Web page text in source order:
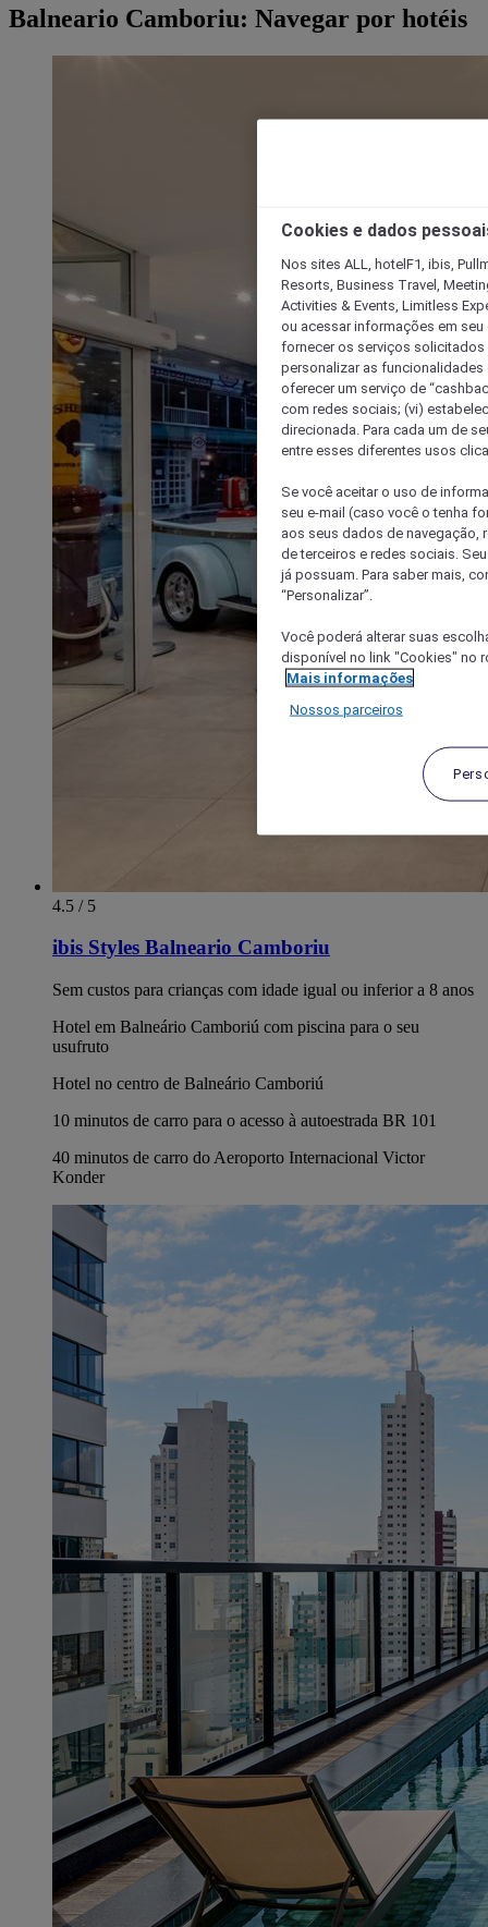
Balneario Camboriu: Navegar por hotéis
4.5 / 5
ibis Styles Balneario Camboriu
Sem custos para crianças com idade igual ou inferior a 8 anos
Hotel em Balneário Camboriú com piscina para o seu
usufruto
Hotel no centro de Balneário Camboriú
10 minutos de carro para o acesso à autoestrada BR 101
40 minutos de carro do Aeroporto Internacional Victor
Konder
Cookies e dados
Nos sites ALL, hotelF1, ibis,
Resorts, Business Travel,
Activities & Events, Limitless
ou acessar informações em
fornecer os serviços solicitados
personalizar as
oferecer um serviço de
com redes sociais; (vi)
direcionada. Para cada um de
entre esses diferentes usos
Se você aceitar o uso de
seu e-mail (caso você o tenha
aos seus dados de navegação,
de terceiros e redes sociais.
já possuam. Para saber mais,
“Personalizar”.
Você poderá alterar suas
disponível no link "Cookies" no
Mais informações
Nossos parceiros